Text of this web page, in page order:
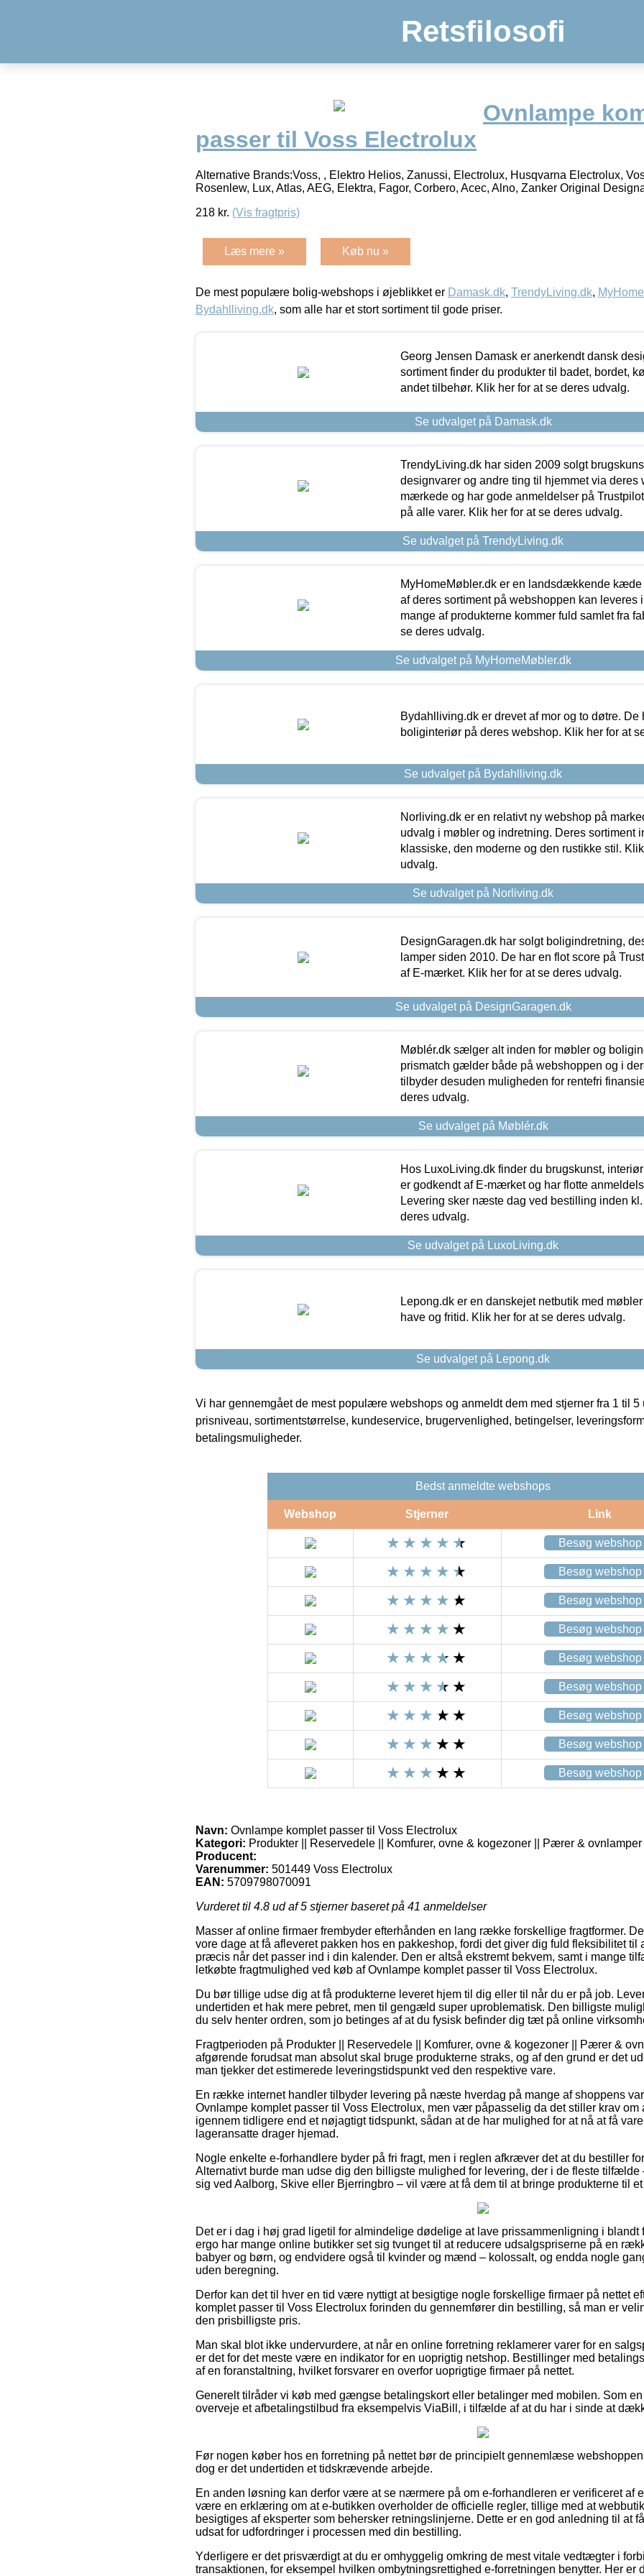
Retsfilosofi
Ovnlampe
passer til Voss Electrolux
Alternative Brands:Voss, , Elektro Helios, Zanussi, Electrolux, Husqvarna Electrolux,
Rosenlew, Lux, Atlas, AEG, Elektra, Fagor, Corbero, Acec, Alno, Zanker Original
218 kr. (Vis fragtpris)
Læs mere » Køb nu »
De mest populære bolig-webshops i øjeblikket er Damask.dk, TrendyLiving.dk,
Bydahlliving.dk, som alle har et stort sortiment til gode priser.
Georg Jensen Damask er anerkendt dansk
sortiment finder du produkter til badet, bordet,
andet tilbehør. Klik her for at se deres udvalg.
Se udvalget på Damask.dk
TrendyLiving.dk har siden 2009 solgt
designvarer og andre ting til hjemmet via deres
mærkede og har gode anmeldelser på
på alle varer. Klik her for at se deres udvalg.
Se udvalget på TrendyLiving.dk
MyHomeMøbler.dk er en landsdækkende kæde
af deres sortiment på webshoppen kan leveres
mange af produkterne kommer fuld samlet fra
se deres udvalg.
Se udvalget på MyHomeMøbler.dk
Bydahlliving.dk er drevet af mor og to døtre. De
boliginteriør på deres webshop. Klik her for at
Se udvalget på Bydahlliving.dk
Norliving.dk er en relativt ny webshop på
udvalg i møbler og indretning. Deres sortiment
klassiske, den moderne og den rustikke stil.
udvalg.
Se udvalget på Norliving.dk
DesignGaragen.dk har solgt boligindretning,
lamper siden 2010. De har en flot score på
af E-mærket. Klik her for at se deres udvalg.
Se udvalget på DesignGaragen.dk
Møblér.dk sælger alt inden for møbler og
prismatch gælder både på webshoppen og i
tilbyder desuden muligheden for rentefri
deres udvalg.
Se udvalget på Møblér.dk
Hos LuxoLiving.dk finder du brugskunst,
er godkendt af E-mærket og har flotte
Levering sker næste dag ved bestilling inden
deres udvalg.
Se udvalget på LuxoLiving.dk
Lepong.dk er en danskejet netbutik med
have og fritid. Klik her for at se deres udvalg.
Se udvalget på Lepong.dk
Vi har gennemgået de mest populære webshops og anmeldt dem med stjerner fra 1 til 5
prisniveau, sortimentstørrelse, kundeservice, brugervenlighed, betingelser,
betalingsmuligheder.
Bedst anmeldte webshops
Webshop Stjerner Link
Besøg webshop
Besøg webshop
Besøg webshop
Besøg webshop
Besøg webshop
Besøg webshop
Besøg webshop
Besøg webshop
Besøg webshop
Navn: Ovnlampe komplet passer til Voss Electrolux
Kategori: Produkter || Reservedele || Komfurer, ovne & kogezoner || Pærer & ovnlamper
Producent:
Varenummer: 501449 Voss Electrolux
EAN: 5709798070091
Vurderet til 4.8 ud af 5 stjerner baseret på 41 anmeldelser
Masser af online firmaer frembyder efterhånden en lang række forskellige fragtformer.
vore dage at få afleveret pakken hos en pakkeshop, fordi det giver dig fuld fleksibilitet til
præcis når det passer ind i din kalender. Den er altså ekstremt bekvem, samt i mange
letkøbte fragtmulighed ved køb af Ovnlampe komplet passer til Voss Electrolux.
Du bør tillige udse dig at få produkterne leveret hjem til dig eller til når du er på job.
undertiden et hak mere pebret, men til gengæld super uproblematisk. Den billigste
du selv henter ordren, som jo betinges af at du fysisk befinder dig tæt på online
Fragtperioden på Produkter || Reservedele || Komfurer, ovne & kogezoner || Pærer &
afgørende forudsat man absolut skal bruge produkterne straks, og af den grund er det
man tjekker det estimerede leveringstidspunkt ved den respektive vare.
En række internet handler tilbyder levering på næste hverdag på mange af shoppens
Ovnlampe komplet passer til Voss Electrolux, men vær påpasselig da det stiller krav om
igennem tidligere end et nøjagtigt tidspunkt, sådan at de har mulighed for at nå at få
lageransatte drager hjemad.
Nogle enkelte e-forhandlere byder på fri fragt, men i reglen afkræver det at du bestiller
Alternativt burde man udse dig den billigste mulighed for levering, der i de fleste tilfælde
sig ved Aalborg, Skive eller Bjerringbro – vil være at få dem til at bringe produkterne til
Det er i dag i høj grad ligetil for almindelige dødelige at lave prissammenligning i blandt
ergo har mange online butikker set sig tvunget til at reducere udsalgspriserne på en
babyer og børn, og endvidere også til kvinder og mænd – kolossalt, og endda nogle
uden beregning.
Derfor kan det til hver en tid være nyttigt at besigtige nogle forskellige firmaer på nettet
komplet passer til Voss Electrolux forinden du gennemfører din bestilling, så man er
den prisbilligste pris.
Man skal blot ikke undervurdere, at når en online forretning reklamerer varer for en
er det for det meste være en indikator for en uoprigtig netshop. Bestillinger med
af en foranstaltning, hvilket forsvarer en overfor uoprigtige firmaer på nettet.
Generelt tilråder vi køb med gængse betalingskort eller betalinger med mobilen. Som
overveje et afbetalingstilbud fra eksempelvis ViaBill, i tilfælde af at du har i sinde at
Før nogen køber hos en forretning på nettet bør de principielt gennemlæse
dog er det undertiden et tidskrævende arbejde.
En anden løsning kan derfor være at se nærmere på om e-forhandleren er verificeret af
være en erklæring om at e-butikken overholder de officielle regler, tillige med at
besigtiges af eksperter som behersker retningslinjerne. Dette er en god anledning til at
udsat for udfordringer i processen med din bestilling.
Yderligere er det prisværdigt at du er omhyggelig omkring de mest vitale vedtægter i
transaktionen, for eksempel hvilken ombytningsrettighed e-forretningen benytter. Her er